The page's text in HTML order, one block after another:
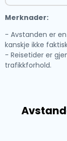
Merknader:
- Avstanden er
kanskje ikke
- Reisetider er
trafikkforhold.